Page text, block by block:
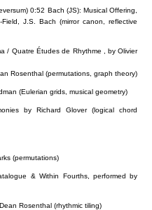
0:52 Bach (JS): Musical Offering,
J.S. Bach (mirror canon, reflective
/ Quatre Études de Rhythme , by Olivier
Rosenthal (permutations, graph theory)
(Eulerian grids, musical geometry)
by Richard Glover (logical chord
(permutations)
& Within Fourths, performed by
Rosenthal (rhythmic tiling)